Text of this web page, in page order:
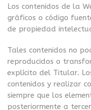
Los contenidos de la
gráficos o código
de propiedad
Tales contenidos no
reproducidos o
explícito del Titular.
contenidos y realizar
siempre que los
posteriormente a